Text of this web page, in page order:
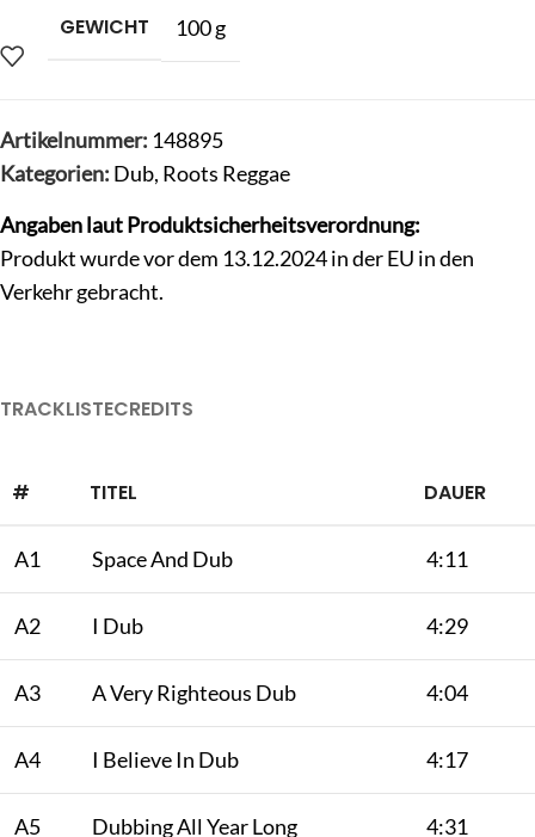
GEWICHT 100 g
Artikelnummer: 148895
Kategorien: Dub, Roots Reggae
Angaben laut Produktsicherheitsverordnung:
Produkt wurde vor dem 13.12.2024 in der EU in den
Verkehr gebracht.
TRACKLISTECREDITS
# TITEL DAUER
A1 Space And Dub 4:11
A2 I Dub 4:29
A3 A Very Righteous Dub 4:04
A4 I Believe In Dub 4:17
A5 Dubbing All Year Long 4:31